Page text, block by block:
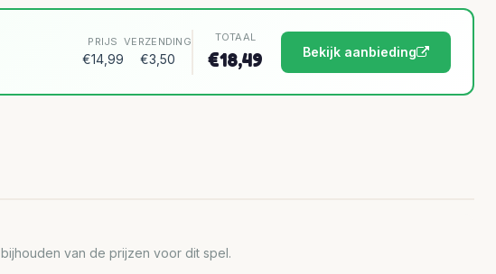
PRIJS
€14,99
VERZENDING
€3,50
TOTAAL
€18,49 Bekijk aanbieding
van de prijzen voor dit spel.